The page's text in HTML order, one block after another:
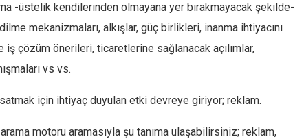
-üstelik kendilerinden olmayana yer bırakmayacak şekilde-
mekanizmaları, alkışlar, güç birlikleri, inanma ihtiyacını
çözüm önerileri, ticaretlerine sağlanacak açılımlar,
vs vs.
için ihtiyaç duyulan etki devreye giriyor; reklam.
motoru aramasıyla şu tanıma ulaşabilirsiniz; reklam,